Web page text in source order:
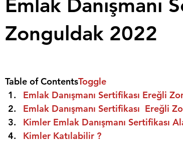
Emlak Danışmanı
Zonguldak 2022
Table of ContentsToggle
Emlak Danışmanı Sertifikası Ereğli
Emlak Danışmanı Sertifikası  Ereğli
Kimler Emlak Danışmanı Sertifikası
Kimler Katılabilir ?